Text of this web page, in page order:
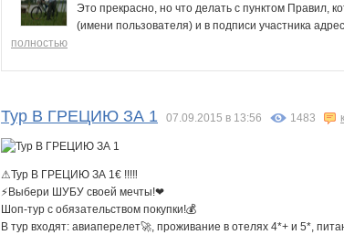
Это прекрасно, но что делать с пунктом Правил,
(имени пользователя) и в подписи участника
полностью
Тур В ГРЕЦИЮ ЗА 1 07.09.2015 в 13:56 1483
⚠Тур В ГРЕЦИЮ ЗА 1€ !!!‼
⚡Выбери ШУБУ своей мечты!❤
Шоп-тур с обязательством покупки!💰
В тур входят: авиаперелет🚀, проживание в отелях 4*+ и 5*,